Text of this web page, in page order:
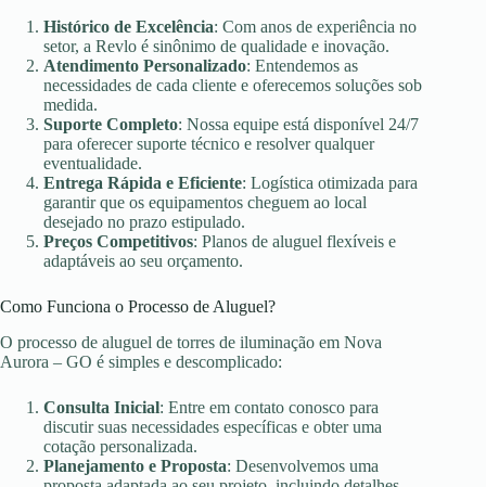
Histórico de Excelência: Com anos de experiência no
setor, a Revlo é sinônimo de qualidade e inovação.
Atendimento Personalizado: Entendemos as
necessidades de cada cliente e oferecemos soluções sob
medida.
Suporte Completo: Nossa equipe está disponível 24/7
para oferecer suporte técnico e resolver qualquer
eventualidade.
Entrega Rápida e Eficiente: Logística otimizada para
garantir que os equipamentos cheguem ao local
desejado no prazo estipulado.
Preços Competitivos: Planos de aluguel flexíveis e
adaptáveis ao seu orçamento.
Como Funciona o Processo de Aluguel?
O processo de aluguel de torres de iluminação em Nova
Aurora – GO é simples e descomplicado:
Consulta Inicial: Entre em contato conosco para
discutir suas necessidades específicas e obter uma
cotação personalizada.
Planejamento e Proposta: Desenvolvemos uma